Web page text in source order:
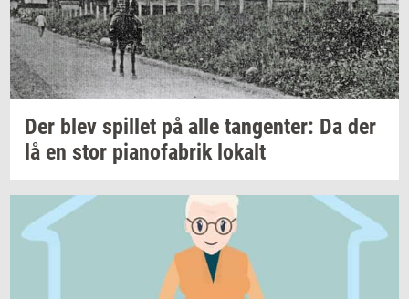
Der blev spil­let på alle tan­gen­ter: Da der
lå en stor pi­a­no­fa­brik lo­kalt